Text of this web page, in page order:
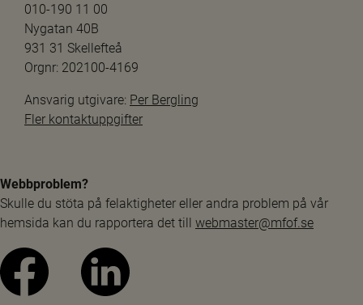
010-190 11 00
Nygatan 40B
931 31 Skellefteå
Orgnr: 202100-4169
Ansvarig utgivare: Per Bergling
Fler kontaktuppgifter
Webbproblem?
Skulle du stöta på felaktigheter eller andra problem på vår
hemsida kan du rapportera det till webmaster@mfof.se